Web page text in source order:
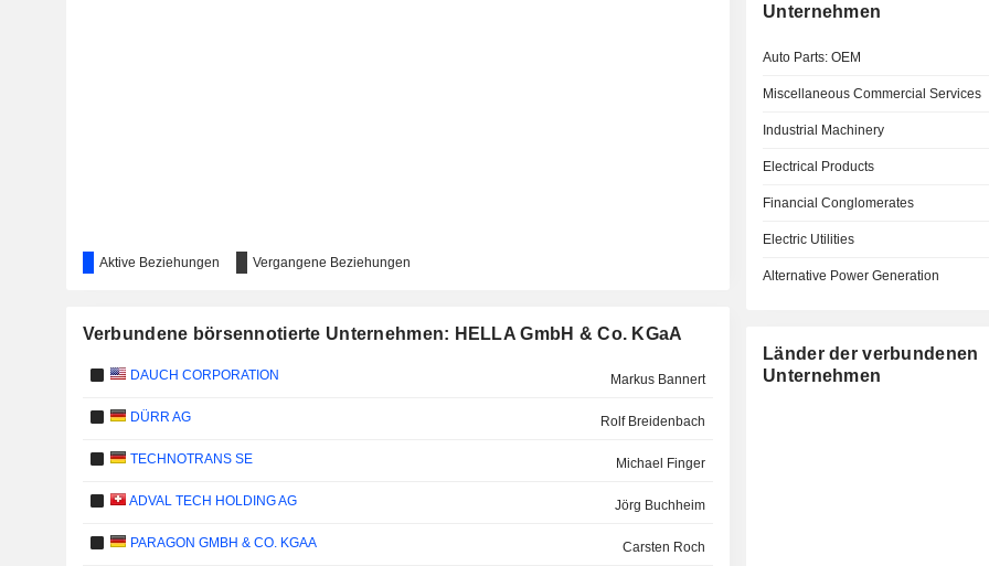
Aktive Beziehungen Vergangene Beziehungen
Verbundene börsennotierte Unternehmen: HELLA GmbH & Co. KGaA
DAUCH CORPORATION Markus Bannert
DÜRR AG Rolf Breidenbach
TECHNOTRANS SE Michael Finger
ADVAL TECH HOLDING AG Jörg Buchheim
PARAGON GMBH & CO. KGAA Carsten Roch
Unternehmen
Auto Parts: OEM
Miscellaneous Commercial Services
Industrial Machinery
Electrical Products
Financial Conglomerates
Electric Utilities
Alternative Power Generation
Länder der verbundenen
Unternehmen